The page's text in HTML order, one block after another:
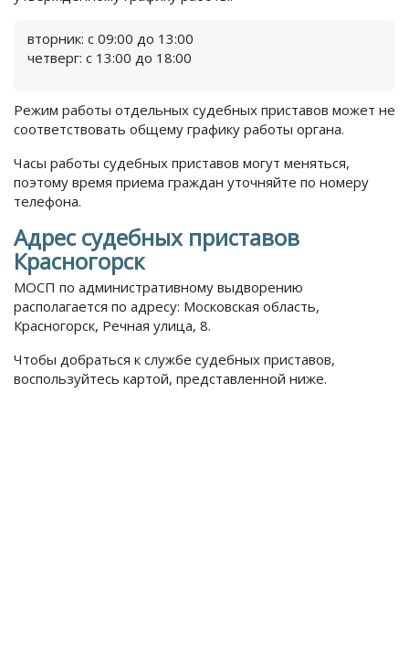
вторник: с 09:00 до 13:00
четверг: с 13:00 до 18:00
Режим работы отдельных судебных приставов может не
соответствовать общему графику работы органа.
Часы работы судебных приставов могут меняться,
поэтому время приема граждан уточняйте по номеру
телефона.
Адрес судебных приставов
Красногорск
МОСП по административному выдворению
располагается по адресу: Московская область,
Красногорск, Речная улица, 8.
Чтобы добраться к службе судебных приставов,
воспользуйтесь картой, представленной ниже.